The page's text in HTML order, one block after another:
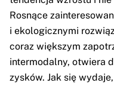
Rosnące
i ekologicznymi
coraz większym
intermodalny, otwiera
zysków. Jak się